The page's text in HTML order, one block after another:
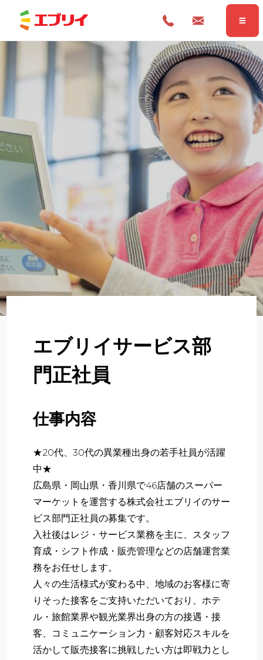
Home ホーム
News お知らせ
About 企業について
Partner
Newer
いますぐ応募する
エブリイサービス部
門正社員
仕事内容
★20代、30代の異業種出身の若手社員が活躍
中★
広島県・岡山県・香川県で46店舗のスーパー
マーケットを運営する株式会社エブリイのサー
ビス部門正社員の募集です。
入社後はレジ・サービス業務を主に、スタッフ
育成・シフト作成・販売管理などの店舗運営業
務をお任せします。
人々の生活様式が変わる中、地域のお客様に寄
りそった接客をご支持いただいており、ホテ
ル・旅館業界や観光業界出身の方の接遇・接
客、コミュニケーション力・顧客対応スキルを
活かして販売接客に挑戦したい方は即戦力とし